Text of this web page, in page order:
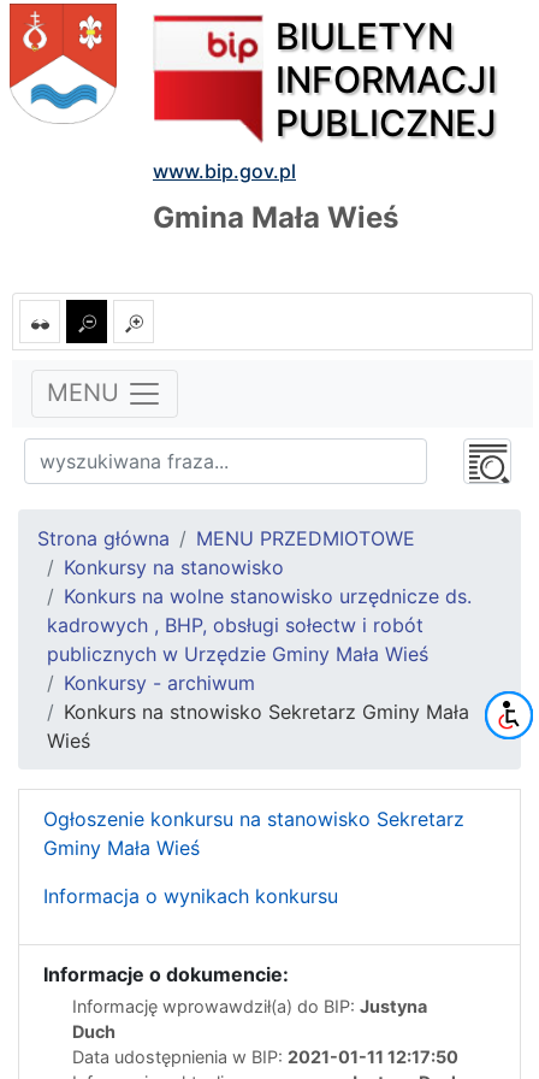
BIULETYN
INFORMACJI
PUBLICZNEJ
www.bip.gov.pl
Gmina Mała Wieś
MENU
Strona główna
MENU PRZEDMIOTOWE
Konkursy na stanowisko
Konkurs na wolne stanowisko urzędnicze ds.
kadrowych , BHP, obsługi sołectw i robót
publicznych w Urzędzie Gminy Mała Wieś
Konkursy - archiwum
Konkurs na stnowisko Sekretarz Gminy Mała
Wieś
Ogłoszenie konkursu na stanowisko Sekretarz
Gminy Mała Wieś
Informacja o wynikach konkursu
Informacje o dokumencie:
Informację wprowawdził(a) do BIP: Justyna
Duch
Data udostępnienia w BIP: 2021-01-11 12:17:50